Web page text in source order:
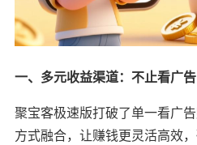
一、多元收益渠道：不止看广
聚宝客极速版打破了单一看广
方式融合，让赚钱更灵活高效，